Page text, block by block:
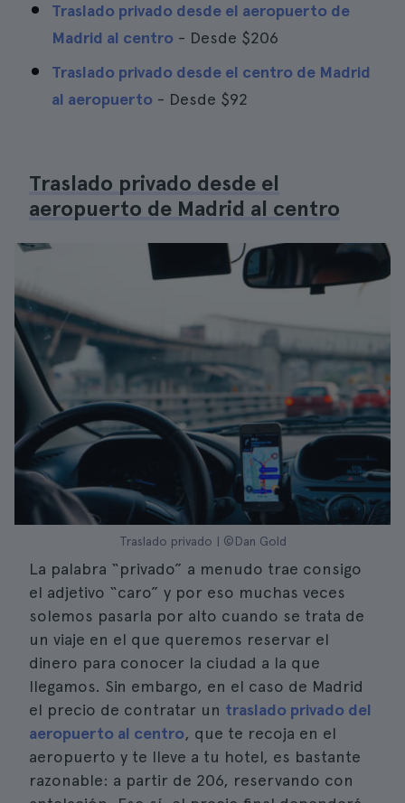
Traslado privado desde el aeropuerto de
Madrid al centro - Desde $206
Traslado privado desde el centro de Madrid
al aeropuerto - Desde $92
Traslado privado desde el
aeropuerto de Madrid al centro
Traslado privado | ©Dan Gold
La palabra “privado” a menudo trae consigo
el adjetivo “caro” y por eso muchas veces
solemos pasarla por alto cuando se trata de
un viaje en el que queremos reservar el
dinero para conocer la ciudad a la que
llegamos. Sin embargo, en el caso de Madrid
el precio de contratar un traslado privado del
aeropuerto al centro, que te recoja en el
aeropuerto y te lleve a tu hotel, es bastante
razonable: a partir de 206, reservando con